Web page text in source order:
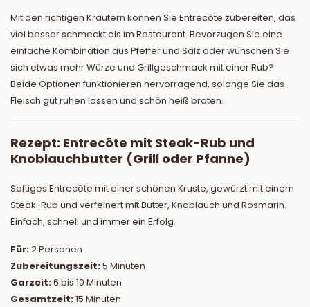
Mit den richtigen Kräutern können Sie Entrecôte zubereiten, das
viel besser schmeckt als im Restaurant. Bevorzugen Sie eine
einfache Kombination aus Pfeffer und Salz oder wünschen Sie
sich etwas mehr Würze und Grillgeschmack mit einer Rub?
Beide Optionen funktionieren hervorragend, solange Sie das
Fleisch gut ruhen lassen und schön heiß braten.
Rezept: Entrecôte mit Steak-Rub und
Knoblauchbutter (Grill oder Pfanne)
Saftiges Entrecôte mit einer schönen Kruste, gewürzt mit einem
Steak-Rub und verfeinert mit Butter, Knoblauch und Rosmarin.
Einfach, schnell und immer ein Erfolg.
Für:2 Personen
Zubereitungszeit:5 Minuten
Garzeit:6 bis 10 Minuten
Gesamtzeit:15 Minuten